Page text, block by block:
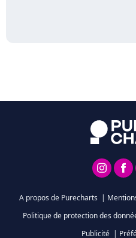
A propos de Purecharts |
Politique de protection des
Publicité |